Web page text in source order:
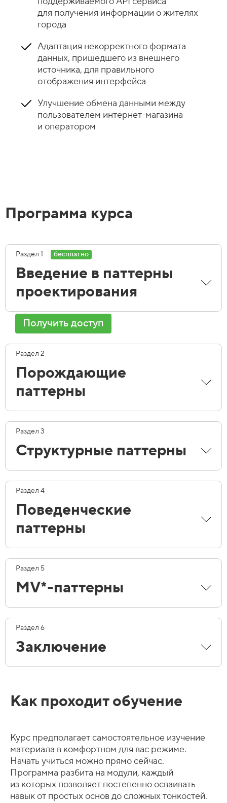
для получения информации о жителях
города
Адаптация некорректного формата
данных, пришедшего из внешнего
источника, для правильного
отображения интерфейса
Улучшение обмена данными между
пользователем интернет-магазина
и оператором
Программа курса
Раздел 1 бесплатно
Введение в паттерны
проектирования
Получить доступ
Раздел 2
Порождающие
паттерны
Раздел 3
Структурные паттерны
Раздел 4
Поведенческие
паттерны
Раздел 5
MV*-паттерны
Раздел 6
Заключение
Как проходит обучение
Курс предполагает самостоятельное изучение
материала в комфортном для вас режиме.
Начать учиться можно прямо сейчас.
Программа разбита на модули, каждый
из которых позволяет постепенно осваивать
навык от простых основ до сложных тонкостей.